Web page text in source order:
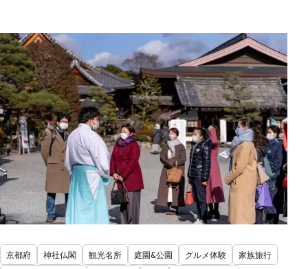
京都府 神社仏閣 観光名所 庭園&公園 グルメ体験
家族旅行